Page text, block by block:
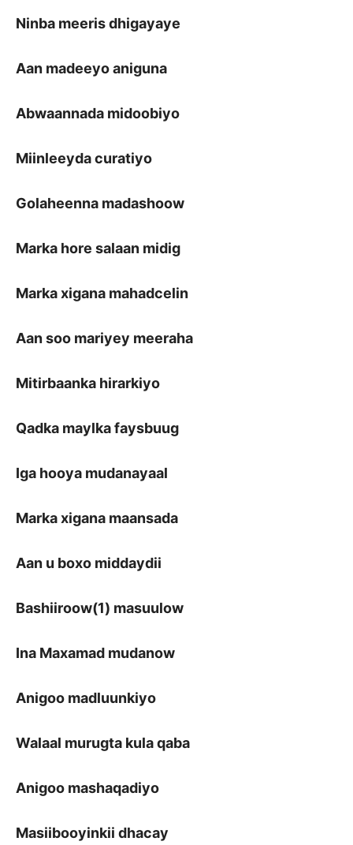
Ninba meeris dhigayaye
Aan madeeyo aniguna
Abwaannada midoobiyo
Miinleeyda curatiyo
Golaheenna madashoow
Marka hore salaan midig
Marka xigana mahadcelin
Aan soo mariyey meeraha
Mitirbaanka hirarkiyo
Qadka maylka faysbuug
Iga hooya mudanayaal
Marka xigana maansada
Aan u boxo middaydii
Bashiiroow(1) masuulow
Ina Maxamad mudanow
Anigoo madluunkiyo
Walaal murugta kula qaba
Anigoo mashaqadiyo
Masiibooyinkii dhacay